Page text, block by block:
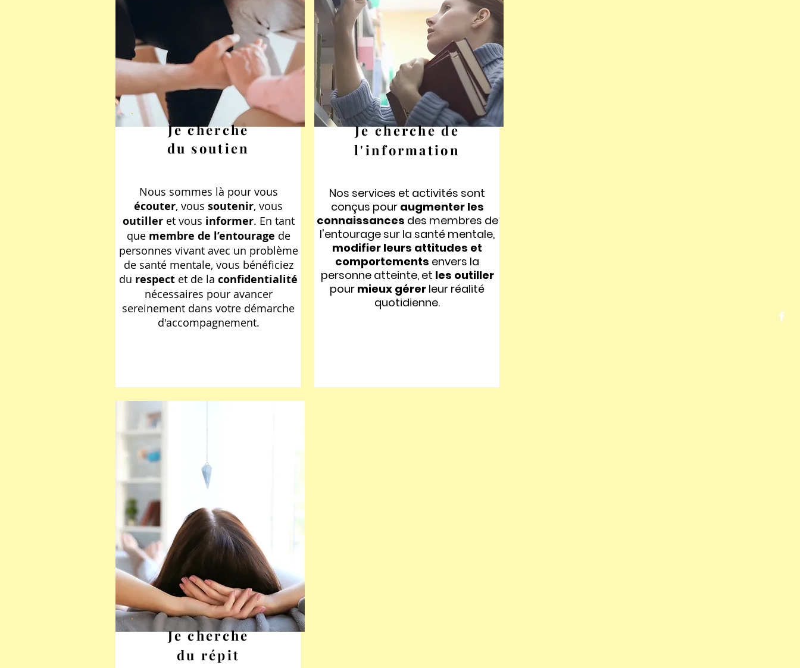
Je cherche
du soutien
Nous sommes là pour vous
écouter, vous soutenir, vous
outilleret vous informer. En tant
que membre de l’entourage de
personnes vivant avec un problème
de santé mentale, vous bénéficiez
du respect et de la confidentialité
nécessaires pour avancer
sereinement dans votre démarche
d'accompagnement.
Je cherche de
l'information
Nos services et activités sont
conçus pour augmenter les
connaissances des membres de
l'entourage sur la santé mentale,
modifier leurs attitudes et
comportements envers la
personne atteinte, et les outiller
pour mieux gérer leur réalité
quotidienne.
Je cherche
du répit